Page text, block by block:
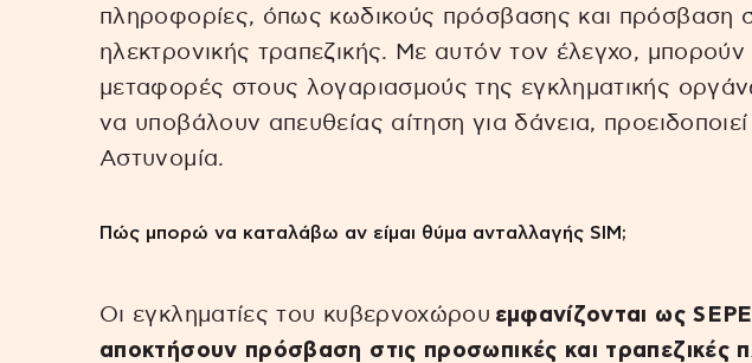
πληροφορίες, όπως κωδικούς πρόσβασης και πρόσβαση
ηλεκτρονικής τραπεζικής. Με αυτόν τον έλεγχο,
μεταφορές στους λογαριασμούς της εγκληματικής
να υποβάλουν απευθείας αίτηση για δάνεια,
Αστυνομία.
Πώς μπορώ να καταλάβω αν είμαι θύμα ανταλλαγής SIM;
Οι εγκληματίες του κυβερνοχώρου εμφανίζονται ως
αποκτήσουν πρόσβαση στις προσωπικές και τραπεζικές